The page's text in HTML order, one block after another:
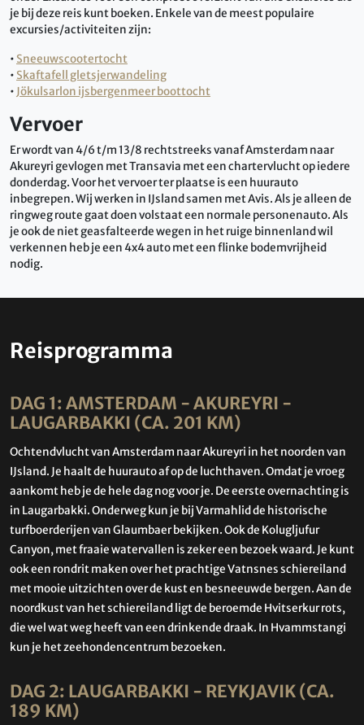
je bij deze reis kunt boeken. Enkele van de meest populaire
excursies/activiteiten zijn:
• Sneeuwscootertocht
• Skaftafell gletsjerwandeling
• Jökulsarlon ijsbergenmeer boottocht
Vervoer
Er wordt van 4/6 t/m 13/8 rechtstreeks vanaf Amsterdam naar
Akureyri gevlogen met Transavia met een chartervlucht op iedere
donderdag. Voor het vervoer ter plaatse is een huurauto
inbegrepen. Wij werken in IJsland samen met Avis. Als je alleen de
ringweg route gaat doen volstaat een normale personenauto. Als
je ook de niet geasfalteerde wegen in het ruige binnenland wil
verkennen heb je een 4x4 auto met een flinke bodemvrijheid
nodig.
Reisprogramma
DAG 1: AMSTERDAM - AKUREYRI -
LAUGARBAKKI (CA. 201 KM)
Ochtendvlucht van Amsterdam naar Akureyri in het noorden van
IJsland. Je haalt de huurauto af op de luchthaven. Omdat je vroeg
aankomt heb je de hele dag nog voor je. De eerste overnachting is
in Laugarbakki. Onderweg kun je bij Varmahlid de historische
turfboerderijen van Glaumbaer bekijken. Ook de Kolugljufur
Canyon, met fraaie watervallen is zeker een bezoek waard. Je kunt
ook een rondrit maken over het prachtige Vatnsnes schiereiland
met mooie uitzichten over de kust en besneeuwde bergen. Aan de
noordkust van het schiereiland ligt de beroemde Hvitserkur rots,
die wel wat weg heeft van een drinkende draak. In Hvammstangi
kun je het zeehondencentrum bezoeken.
DAG 2: LAUGARBAKKI - REYKJAVIK (CA.
189 KM)